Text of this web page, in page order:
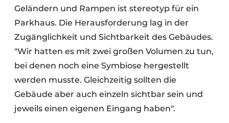
Geländern und Rampen ist stereotyp für ein
Parkhaus. Die Herausforderung lag in der
Zugänglichkeit und Sichtbarkeit des Gebäudes.
"Wir hatten es mit zwei großen Volumen zu tun,
bei denen noch eine Symbiose hergestellt
werden musste. Gleichzeitig sollten die
Gebäude aber auch einzeln sichtbar sein und
jeweils einen eigenen Eingang haben".